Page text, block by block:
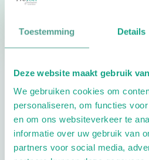
Toestemming Details
Deze website maakt gebruik
We gebruiken cookies om
personaliseren, om functies
en om ons websiteverkeer te
informatie over uw gebruik van
partners voor social media,
Pedicure niet
pedicure.